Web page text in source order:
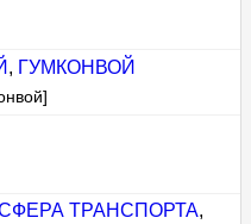
, ГУМКОНВОЙ
ТРАНСПОРТА,